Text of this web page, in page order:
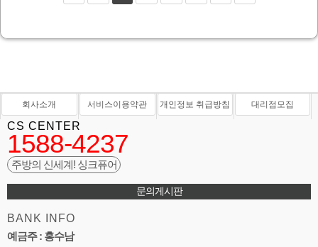
회사소개 서비스이용약관 개인정보 취급방침 대리점모집
CS CENTER
1588-4237
주방의 신세계! 싱크퓨어
문의게시판
BANK INFO
예금주 : 홍수남